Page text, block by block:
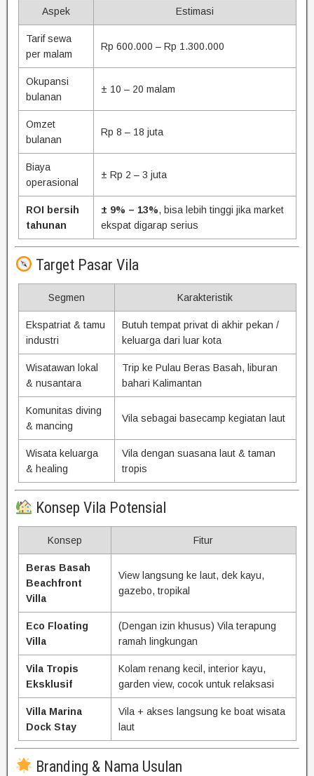
Aspek Estimasi
Tarif sewa
per malam
Rp 600.000 – Rp 1.300.000
Okupansi
bulanan
± 10 – 20 malam
Omzet
bulanan
Rp 8 – 18 juta
Biaya
operasional
± Rp 2 – 3 juta
ROI bersih
tahunan
± 9% – 13%, bisa lebih tinggi jika market
ekspat digarap serius
Target Pasar Vila
Segmen Karakteristik
Ekspatriat & tamu
industri
Butuh tempat privat di akhir pekan /
keluarga dari luar kota
Wisatawan lokal
& nusantara
Trip ke Pulau Beras Basah, liburan
bahari Kalimantan
Komunitas diving
& mancing
Vila sebagai basecamp kegiatan laut
Wisata keluarga
& healing
Vila dengan suasana laut & taman
tropis
Konsep Vila Potensial
Konsep Fitur
Beras Basah
Beachfront
Villa
View langsung ke laut, dek kayu,
gazebo, tropikal
Eco Floating
Villa
(Dengan izin khusus) Vila terapung
ramah lingkungan
Vila Tropis
Eksklusif
Kolam renang kecil, interior kayu,
garden view, cocok untuk relaksasi
Villa Marina
Dock Stay
Vila + akses langsung ke boat wisata
laut
Branding & Nama Usulan